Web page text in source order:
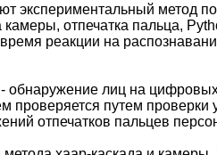
экспериментальный метод
отпечатка пальца,
реакции на
обнаружение лиц на
путем проверки
отпечатков пальцев